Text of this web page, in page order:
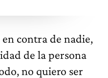
en contra de nadie,
de la persona
no quiero ser